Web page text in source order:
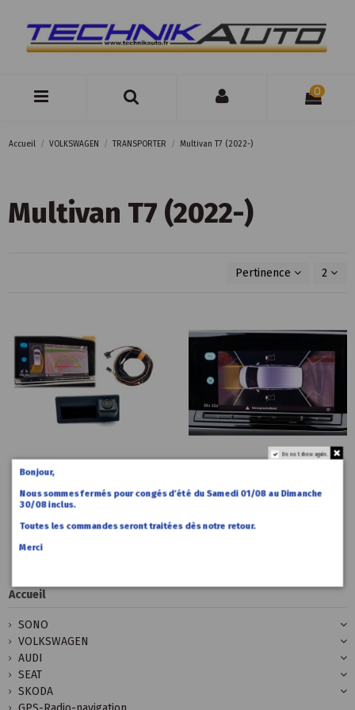
0
Accueil VOLKSWAGEN TRANSPORTER Multivan T7 (2022-)
Multivan T7 (2022-)
Pertinence 2
Accueil
Caméra
recul VW T7
Caméra
arriere VW
T7
Accueil
SONO
VOLKSWAGEN
AUDI
SEAT
SKODA
Do not show again.
Bonjour,
Nous sommes fermés pour congés d’été du Samedi 01/08 au Dimanche
30/08 inclus.
Toutes les commandes seront traitées dès notre retour.
Merci